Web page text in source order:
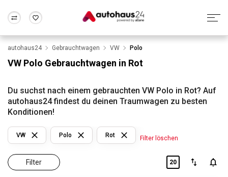
Wir bewerten dein Auto
Alle Fragen & Antworten
Rund um die Inzahlungnahme
Frankfurt Wuppertal
autohaus24 Gebrauchtwagen VW Polo
VW Polo Gebrauchtwagen in Rot
Du suchst nach einem gebrauchten VW Polo in Rot? Auf
autohaus24 findest du deinen Traumwagen zu besten
Konditionen!
Filter
VW Polo Rot Filter löschen
20